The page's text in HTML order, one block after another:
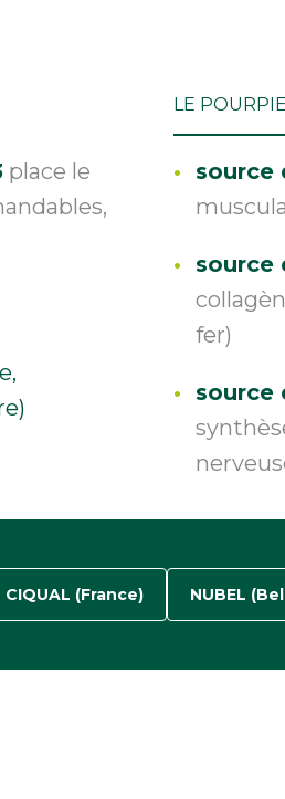
place le
,
LE
source
source
fer)
source
CIQUAL (France) NUBEL